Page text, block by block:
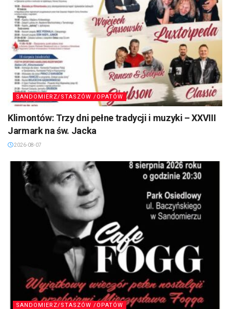
SANDOMIERZ/STASZÓW /OPATÓW
Klimontów: Trzy dni pełne tradycji i muzyki – XXVIII
Jarmark na św. Jacka
2026-08-07
SANDOMIERZ/STASZÓW /OPATÓW